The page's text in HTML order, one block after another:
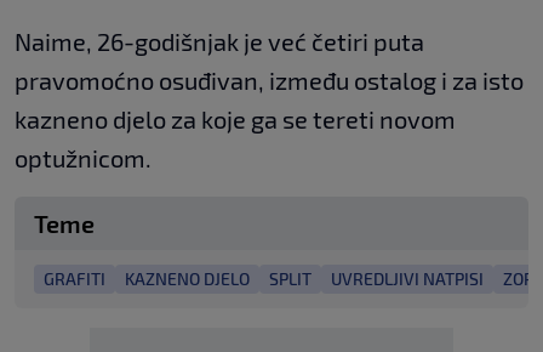
Naime, 26-godišnjak je već četiri puta
pravomoćno osuđivan, između ostalog i za isto
kazneno djelo za koje ga se tereti novom
optužnicom.
Teme
GRAFITI KAZNENO DJELO SPLIT UVREDLJIVI NATPISI